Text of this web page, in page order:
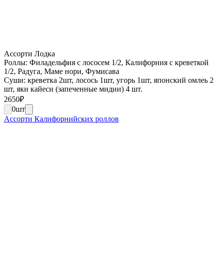
Ассорти Лодка
Роллы: Филадельфия с лососем 1/2, Калифорния с креветкой
1/2, Радуга, Маме нори, Фумисава
Суши: креветка 2шт, лосось 1шт, угорь 1шт, японский омлеь 2
шт, яки кайеси (запеченные мидии) 4 шт.
2650₽
0шт
Ассорти Калифорнийских роллов